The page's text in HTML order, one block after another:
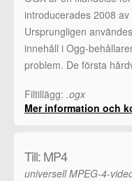
introducerades 2008
Ursprungligen
innehåll i Ogg-
problem. De första
Filtillägg: .ogx
Mer information och
Till: MP4
universell MPEG-4-